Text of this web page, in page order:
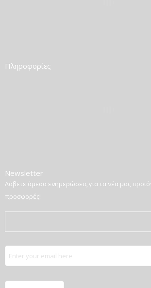
Πληροφορίες
Newsletter
Λάβετε άμεσα ενημερώσεις για τα νέα μας
προσφορές!